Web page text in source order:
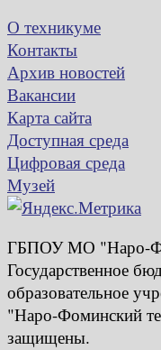
О техникуме
Контакты
Архив новостей
Вакансии
Карта сайта
Доступная среда
Цифровая среда
Музей
ГБПОУ МО "Наро-
Государственное
образовательное
"Наро-Фоминский
защищены.